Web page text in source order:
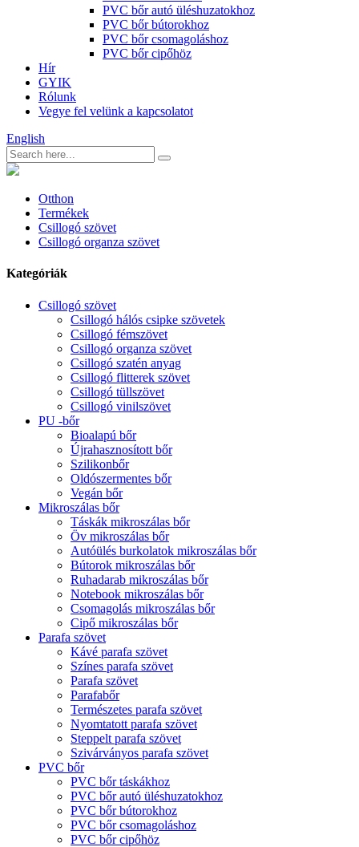
PVC bőr autó üléshuzatokhoz
PVC bőr bútorokhoz
PVC bőr csomagoláshoz
PVC bőr cipőhöz
Hír
GYIK
Rólunk
Vegye fel velünk a kapcsolatot
English
Otthon
Termékek
Csillogó szövet
Csillogó organza szövet
Kategóriák
Csillogó szövet
Csillogó hálós csipke szövetek
Csillogó fémszövet
Csillogó organza szövet
Csillogó szatén anyag
Csillogó flitterek szövet
Csillogó tüllszövet
Csillogó vinilszövet
PU -bőr
Bioalapú bőr
Újrahasznosított bőr
Szilikonbőr
Oldószermentes bőr
Vegán bőr
Mikroszálas bőr
Táskák mikroszálas bőr
Öv mikroszálas bőr
Autóülés burkolatok mikroszálas bőr
Bútorok mikroszálas bőr
Ruhadarab mikroszálas bőr
Notebook mikroszálas bőr
Csomagolás mikroszálas bőr
Cipő mikroszálas bőr
Parafa szövet
Kávé parafa szövet
Színes parafa szövet
Parafa szövet
Parafabőr
Természetes parafa szövet
Nyomtatott parafa szövet
Steppelt parafa szövet
Szivárványos parafa szövet
PVC bőr
PVC bőr táskákhoz
PVC bőr autó üléshuzatokhoz
PVC bőr bútorokhoz
PVC bőr csomagoláshoz
PVC bőr cipőhöz